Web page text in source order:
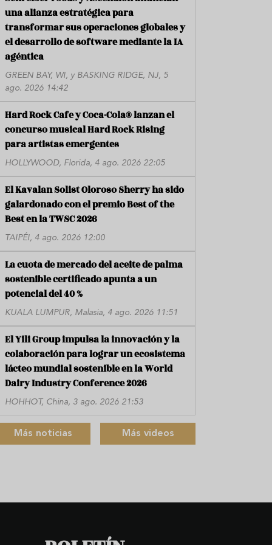
una alianza estratégica para
transformar sus operaciones globales y
el desarrollo de software mediante la IA
agéntica
GREEN BAY, WI, y BASKING RIDGE, NJ, 5
ago. 2026 14:42
Hard Rock Cafe y Coca-Cola® lanzan el
concurso musical Hard Rock Rising
para artistas emergentes
HOLLYWOOD, Florida, 4 ago. 2026 22:05
El Kavalan Solist Oloroso Sherry ha sido
galardonado con el premio Best of the
Best en la TWSC 2026
TAIPÉI, 4 ago. 2026 12:00
La cuota de mercado del aceite de palma
sostenible certificado apunta a un
potencial del 40 %
KUALA LUMPUR, Malasia, 4 ago. 2026 11:51
El Yili Group impulsa la innovación y la
colaboración para lograr un ecosistema
lácteo mundial sostenible en la World
Dairy Industry Conference 2026
HOHHOT, China, 3 ago. 2026 21:53
Más noticias Más videos